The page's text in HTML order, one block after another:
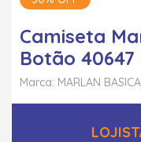
Camiseta
Botão
Marca: MARLAN BASICA